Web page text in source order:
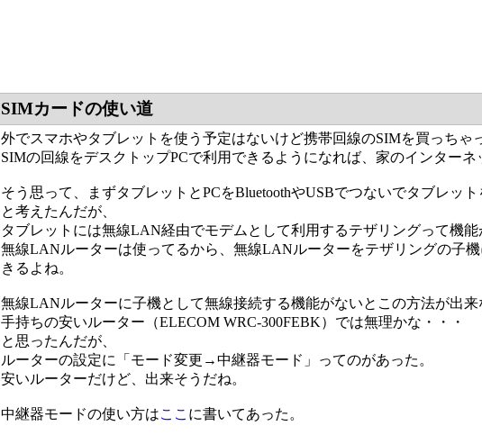
SIMカードの使い道
外でスマホやタブレットを使う予定はないけど携帯回線のSIMを買っちゃ
SIMの回線をデスクトップPCで利用できるようになれば、家のインターネ
そう思って、まずタブレットとPCをBluetoothやUSBでつないでタブレッ
と考えたんだが、
タブレットには無線LAN経由でモデムとして利用するテザリングって機能
無線LANルーターは使ってるから、無線LANルーターをテザリングの子
きるよね。
無線LANルーターに子機として無線接続する機能がないとこの方法が出来
手持ちの安いルーター（ELECOM WRC-300FEBK）では無理かな・・・
と思ったんだが、
ルーターの設定に「モード変更→中継器モード」ってのがあった。
安いルーターだけど、出来そうだね。
中継器モードの使い方はここ に書いてあった。